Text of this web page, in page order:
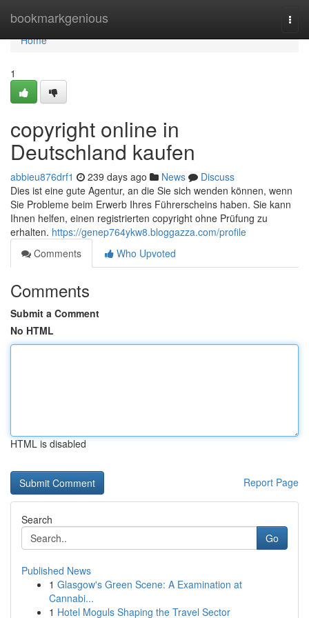
bookmarkgenious
Home
Home
1
copyright online in
Deutschland kaufen
abbieu876drf1 239 days ago News
Discuss
Dies ist eine gute Agentur, an die Sie sich wenden können, wenn
Sie Probleme beim Erwerb Ihres Führerscheins haben. Sie kann
Ihnen helfen, einen registrierten copyright ohne Prüfung zu
erhalten. https://genep764ykw8.bloggazza.com/profile
Comments
Who Upvoted
Comments
Submit a Comment
No HTML
HTML is disabled
Report Page
Search
Go
Published News
1 Glasgow's Green Scene: A Examination at
Cannabi...
1 Hotel Moguls Shaping the Travel Sector